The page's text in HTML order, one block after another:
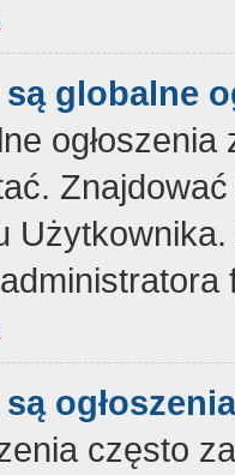
globalne
często